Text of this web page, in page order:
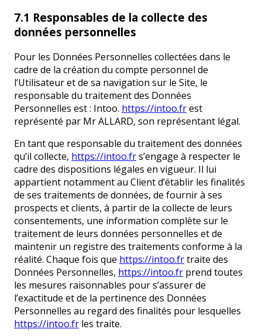
7.1 Responsables de la collecte des
données personnelles
Pour les Données Personnelles collectées dans le
cadre de la création du compte personnel de
l’Utilisateur et de sa navigation sur le Site, le
responsable du traitement des Données
Personnelles est : Intoo. https://intoo.frest
représenté par Mr ALLARD, son représentant légal.
En tant que responsable du traitement des données
qu’il collecte, https://intoo.frs’engage à respecter le
cadre des dispositions légales en vigueur. Il lui
appartient notamment au Client d’établir les finalités
de ses traitements de données, de fournir à ses
prospects et clients, à partir de la collecte de leurs
consentements, une information complète sur le
traitement de leurs données personnelles et de
maintenir un registre des traitements conforme à la
réalité. Chaque fois que https://intoo.frtraite des
Données Personnelles, https://intoo.fr prend toutes
les mesures raisonnables pour s’assurer de
l’exactitude et de la pertinence des Données
Personnelles au regard des finalités pour lesquelles
https://intoo.fr les traite.